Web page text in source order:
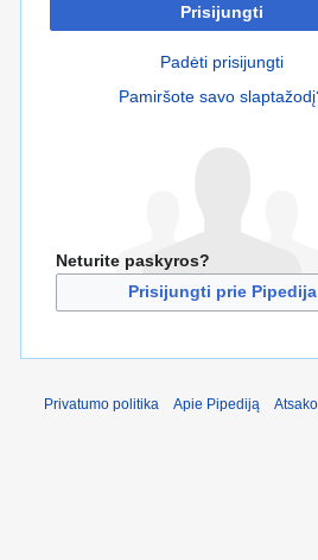
Prisijungti
Padėti prisijungti
Pamiršote savo
Neturite paskyros?
Prisijungti prie Pipedija
Privatumo politika Apie Pipediją